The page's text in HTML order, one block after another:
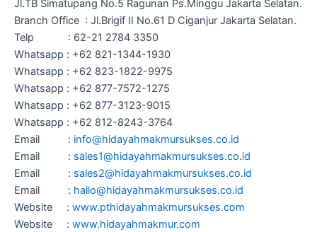
Jl.TB Simatupang No.5 Ragunan Ps.Minggu Jakarta Selatan.
Branch Office : Jl.Brigif II No.61 D Ciganjur Jakarta Selatan.
Telp : 62-21 2784 3350
Whatsapp : +62 821-1344-1930
Whatsapp : +62 823-1822-9975
Whatsapp : +62 877-7572-1275
Whatsapp : +62 877-3123-9015
Whatsapp : +62 812-8243-3764
Email : info@hidayahmakmursukses.co.id
Email : sales1@hidayahmakmursukses.co.id
Email : sales2@hidayahmakmursukses.co.id
Email : hallo@hidayahmakmursukses.co.id
Website : www.pthidayahmakmursukses.com
Website : www.hidayahmakmur.com